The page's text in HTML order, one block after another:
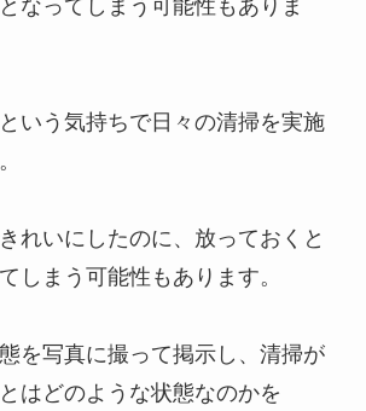
なってしまう可能性もありま
いう気持ちで日々の清掃を実施
れいにしたのに、放っておくと
しまう可能性もあります。
を写真に撮って掲示し、清掃が
はどのような状態なのかを